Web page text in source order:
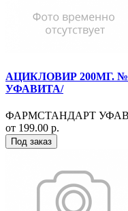
АЦИКЛОВИР 200МГ.
УФАВИТА/
ФАРМСТАНДАРТ
от 199.00 р.
Под заказ